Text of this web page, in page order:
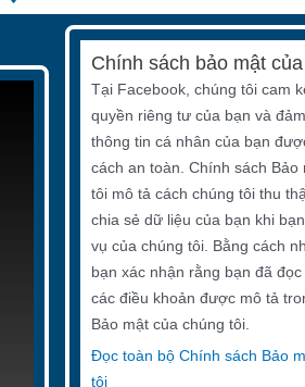
Chính sách bảo mật
Tại Facebook, chúng tôi cam
quyền riêng tư của bạn và
thông tin cá nhân của bạn
cách an toàn. Chính sách Bảo
tôi mô tả cách chúng tôi thu
chia sẻ dữ liệu của bạn khi
vụ của chúng tôi. Bằng cách
bạn xác nhận rằng bạn đã
các điều khoản được mô tả
Bảo mật của chúng tôi.
Đọc toàn bộ Chính sách Bảo
tôi